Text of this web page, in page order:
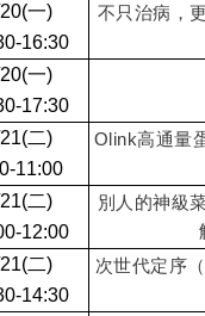
一)
16:30
不只治病，
一)
17:30
二)
11:00
Olink高通量
二)
12:00
別人的神級
二)
14:30
次世代定序